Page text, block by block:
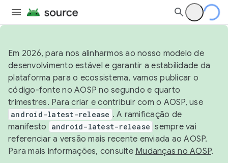
Em 2026, para nos alinharmos ao nosso modelo de
desenvolvimento estável e garantir a estabilidade da
plataforma para o ecossistema, vamos publicar o
código-fonte no AOSP no segundo e quarto
trimestres. Para criar e contribuir com o AOSP, use
android-latest-release . A ramificação de
manifesto
android-latest-release sempre vai
referenciar a versão mais recente enviada ao AOSP.
Para mais informações, consulte Mudanças no AOSP.